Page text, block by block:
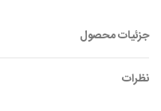
جزئیات محصول
نظرات